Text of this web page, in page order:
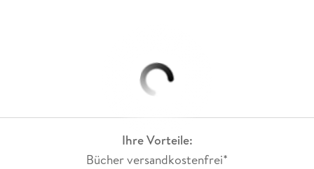
Ihre Vorteile:
Bücher versandkostenfrei*